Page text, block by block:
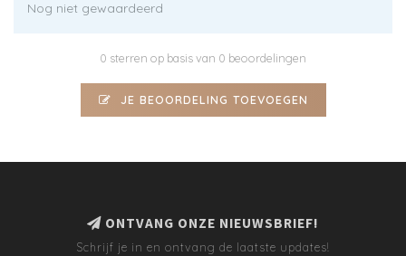
Nog niet gewaardeerd
0 sterren op basis van 0 beoordelingen
JE BEOORDELING TOEVOEGEN
ONTVANG ONZE NIEUWSBRIEF!
Schrijf je in en ontvang de laatste updates!